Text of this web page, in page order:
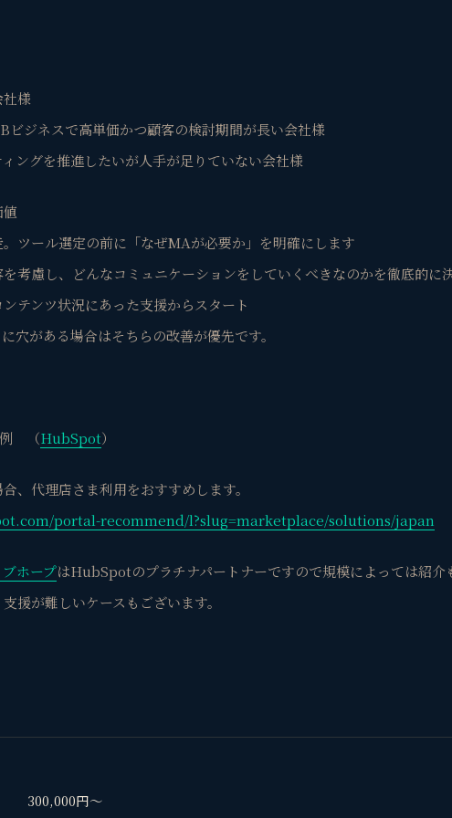
様
ビジネスで高単価かつ顧客の検討期間が長い会社様
ィングを推進したいが人手が足りていない会社様
。ツール選定の前に「なぜMAが必要か」を明確にします
を考慮し、どんなコミュニケーションをしていくべきなのかを徹底的に
ンテンツ状況にあった支援からスタート
穴がある場合はそちらの改善が優先です。
例 （HubSpot）
、代理店さま利用をおすすめします。
portal-recommend/l?slug=marketplace/solutions/japan
ホープはHubSpotのプラチナパートナーですので規模によっては紹介
援が難しいケースもございます。
300,000円〜